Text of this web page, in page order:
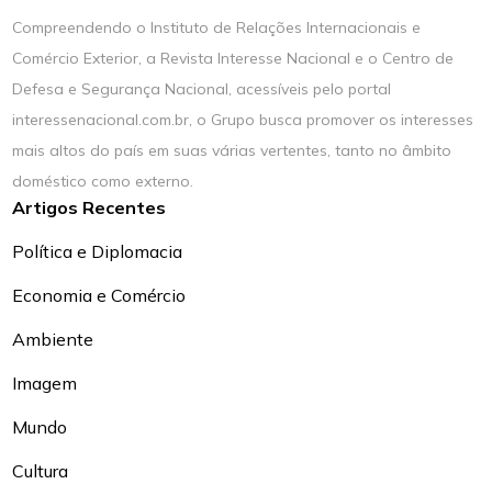
Compreendendo o Instituto de Relações Internacionais e
Comércio Exterior, a Revista Interesse Nacional e o Centro de
Defesa e Segurança Nacional, acessíveis pelo portal
interessenacional.com.br, o Grupo busca promover os interesses
mais altos do país em suas várias vertentes, tanto no âmbito
doméstico como externo.
Artigos Recentes
Política e Diplomacia
Economia e Comércio
Ambiente
Imagem
Mundo
Cultura